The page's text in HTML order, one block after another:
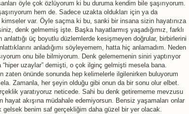
öyle çok özlüyorum ki bu duruma kendim bile şaşırıyorum.
hem de. Sadece uzakta oldukları için ya da
var. Öyle saçma ki bu, sanki bir insana sizin hayatınıza
denk gelmemiş işte. Başka hayatlarmış yaşadığımız, farklı
üç boyutlu düzlemlerde kesişmeyen doğrular, birbirlerini
anladığımı söyleyemem, hatta hiç anlamadım. Neden
onu bile bilmiyorum. Denk gelememenin siniri yaptırıyor
uzaylar” demişti, o çok ilginç gelmişti mesela bana.
önünde sonunda hep kelimelerle ilgilenirken buluyorum
Zamanla, her şeyin olduğu gibi onun da bir sonu olur elbet.
yaratıyoruz neticede. Sahi bu denk getirememe mevzusu
akışına müdahale edemiyorsun. Bensiz yaşamaları onlar
benim saf gerçekliğim daha güzel bir yer olacak.